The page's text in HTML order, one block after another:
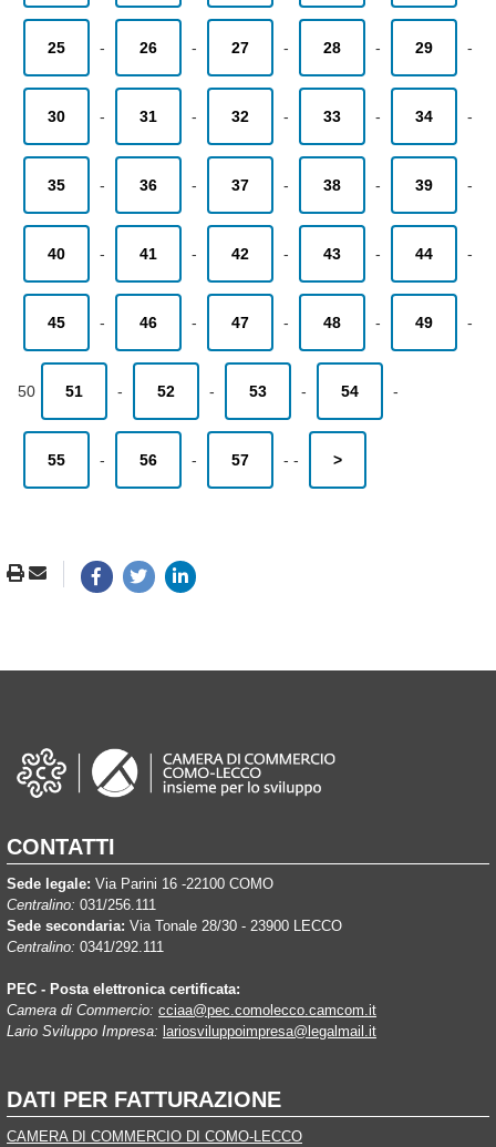
25 - 26 - 27 - 28 - 29 -
30 - 31 - 32 - 33 - 34 -
35 - 36 - 37 - 38 - 39 -
40 - 41 - 42 - 43 - 44 -
45 - 46 - 47 - 48 - 49 -
50 51 - 52 - 53 - 54 -
55 - 56 - 57 - - >
CONTATTI
Sede legale: Via Parini 16 -22100 COMO
Centralino: 031/256.111
Sede secondaria: Via Tonale 28/30 - 23900 LECCO
Centralino: 0341/292.111
PEC - Posta elettronica certificata:
Camera di Commercio: cciaa@pec.comolecco.camcom.it
Lario Sviluppo Impresa: lariosviluppoimpresa@legalmail.it
DATI PER FATTURAZIONE
CAMERA DI COMMERCIO DI COMO-LECCO